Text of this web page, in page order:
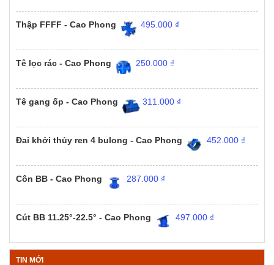
Thập FFFF - Cao Phong 495.000 ₫
Tê lọc rác - Cao Phong 250.000 ₫
Tê gang ốp - Cao Phong 311.000 ₫
Đai khởi thủy ren 4 bulong - Cao Phong 452.000 ₫
Côn BB - Cao Phong 287.000 ₫
Cút BB 11.25°-22.5° - Cao Phong 497.000 ₫
TIN MỚI